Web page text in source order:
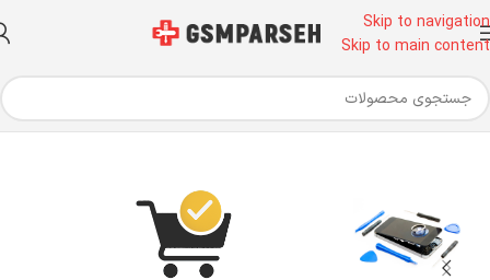
Skip to navigation
Skip to main content
خانه محصولات برچسب خورده “C115”